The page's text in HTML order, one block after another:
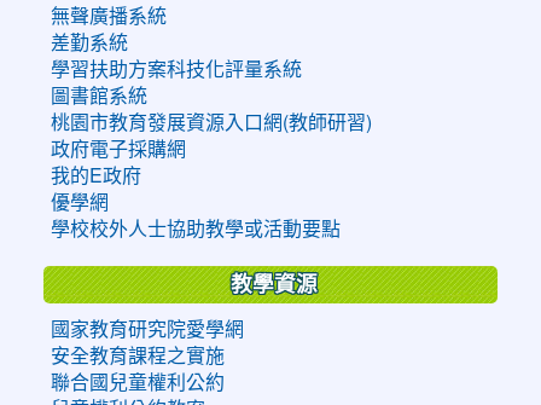
無聲廣播系統
差勤系統
學習扶助方案科技化評量系統
圖書館系統
桃園市教育發展資源入口網(教師研習)
政府電子採購網
我的E政府
優學網
學校校外人士協助教學或活動要點
教學資源
國家教育研究院愛學網
安全教育課程之實施
聯合國兒童權利公約